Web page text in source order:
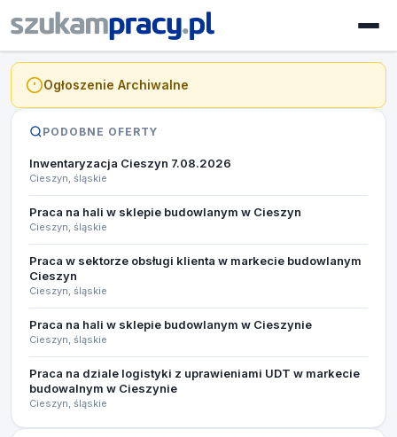
Ogłoszenie Archiwalne
PODOBNE OFERTY
Inwentaryzacja Cieszyn 7.08.2026​
Cieszyn, śląskie
Praca na hali w sklepie budowlanym w Cieszyn
Cieszyn, śląskie
Praca w sektorze obsługi klienta w markecie budowlanym
Cieszyn
Cieszyn, śląskie
Praca na hali w sklepie budowlanym w Cieszynie
Cieszyn, śląskie
Praca na dziale logistyki z uprawieniami UDT w markecie
budowalnym w Cieszynie
Cieszyn, śląskie